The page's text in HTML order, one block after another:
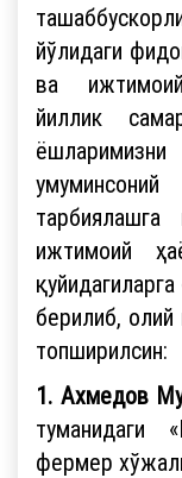
йўлидаги
ва
йиллик
ижтимоий
берилиб,
топширилсин:
1. Ахмедов
туманидаги
фермер